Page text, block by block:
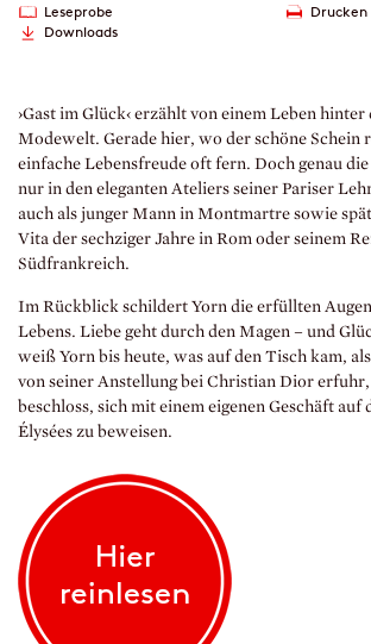
Leseprobe
Downloads
Drucken
›Gast im Glück‹ erzählt von einem Leben
Modewelt. Gerade hier, wo der schöne Schein
einfache Lebensfreude oft fern. Doch genau
nur in den eleganten Ateliers seiner Pariser
auch als junger Mann in Montmartre sowie
Vita der sechziger Jahre in Rom oder seinem
Südfrankreich.
Im Rückblick schildert Yorn die erfüllten
Lebens. Liebe geht durch den Magen – und
weiß Yorn bis heute, was auf den Tisch kam,
von seiner Anstellung bei Christian Dior erfuhr,
beschloss, sich mit einem eigenen Geschäft auf
Élysées zu beweisen.